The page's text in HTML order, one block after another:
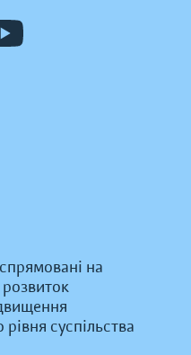
на
рівня суспільства